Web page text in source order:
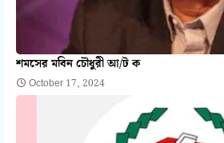
শমসের মবিন চৌধুরী আ/ট ক
October 17, 2024